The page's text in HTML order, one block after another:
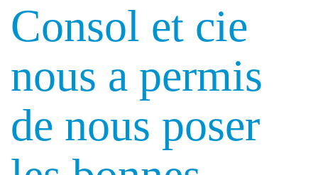
Consol et cie
nous a permis
de nous poser